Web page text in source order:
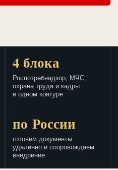
4 блока
Роспотребнадзор, МЧС,
охрана труда и кадры
в одном контуре
по России
готовим документы
удаленно и сопровождаем
внедрение